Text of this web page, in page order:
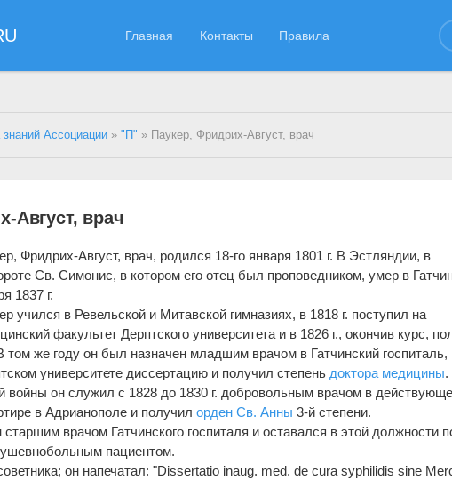
Главная Контакты Правила
знаний Ассоциации »"П" » Паукер, Фридрих-Август, врач
Август, врач
Фридрих-Август, врач, родился 18-го января 1801 г. В Эстляндии, в
Св. Симонис, в котором его отец был проповедником, умер в
1837 г.
учился в Ревельской и Митавской гимназиях, в 1818 г. поступил на
факультет Дерптского университета и в 1826 г., окончив курс,
том же году он был назначен младшим врачом в Гатчинский госпиталь,
университете диссертацию и получил степень доктора медицины.
войны он служил с 1828 до 1830 г. добровольным врачом в
в Адрианополе и получилорден Св. Анны 3-й степени.
врачом Гатчинского госпиталя и оставался в этой должности
пациентом.
он напечатал: "Dissertatio inaug. med. de cura syphilidis sine